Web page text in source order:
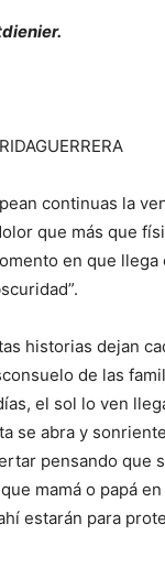
continuas la
que más que
en que llega
historias dejan
de las
el sol lo ven
se abra y
pensando que
mamá o papá
estarán para